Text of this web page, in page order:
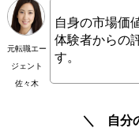
元転職エー
ジェント
佐々木
自身の市場価
体験者からの
す。
自分